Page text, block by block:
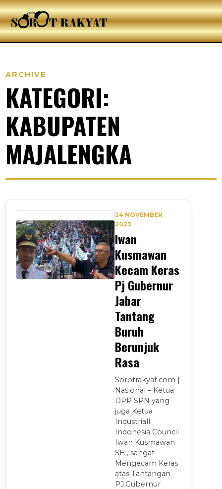
ARCHIVE
KATEGORI:
KABUPATEN
MAJALENGKA
24 NOVEMBER
2023
Iwan
Kusmawan
Kecam Keras
Pj Gubernur
Jabar
Tantang
Buruh
Berunjuk
Rasa
Sorotrakyat.com |
Nasional – Ketua
DPP SPN yang
juga Ketua
Industriall
Indonesia Council
Iwan Kusmawan
SH., sangat
Mengecam Keras
atas Tantangan
PJ.Gubernur